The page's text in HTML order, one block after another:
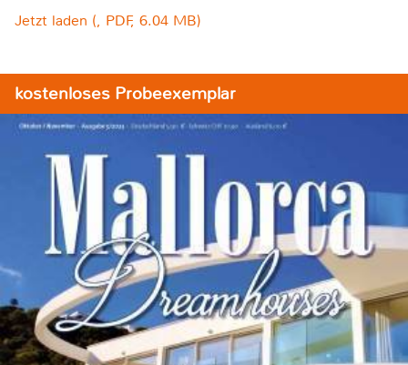
Jetzt laden (, PDF, 6.04 MB)
kostenloses Probeexemplar